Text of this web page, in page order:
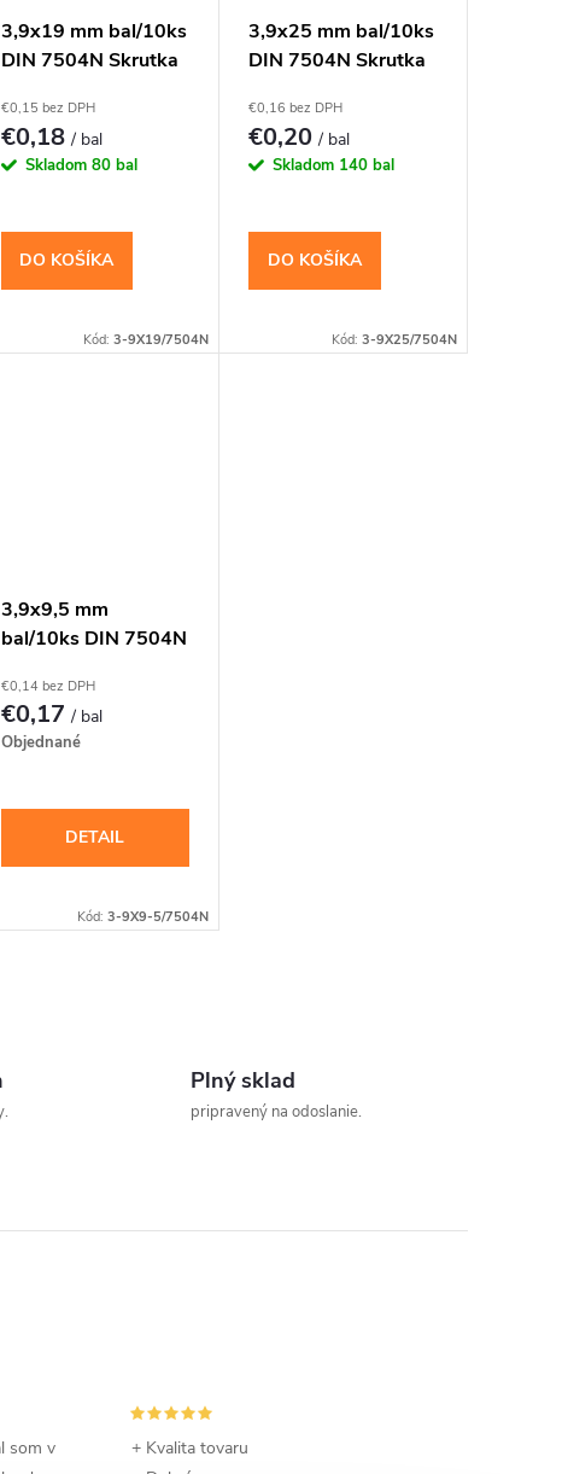
3,9x19 mm bal/10ks
DIN 7504N Skrutka
€0,15 bez DPH
€0,18/ bal
Skladom 80 bal
DO KOŠÍKA
Kód:3-9X19/7504N
3,9x25 mm bal/10ks
DIN 7504N Skrutka
€0,16 bez DPH
€0,20/ bal
Skladom 140 bal
DO KOŠÍKA
Kód: 3-9X25/7504N
3,9x9,5 mm
bal/10ks DIN 7504N
vrtáčikom PH
€0,14 bez DPH
€0,17/ bal
Objednané
DETAIL
Kód:3-9X9-5/7504N
Plný sklad
pripravený na odoslanie.
som v
+ Kvalita tovaru